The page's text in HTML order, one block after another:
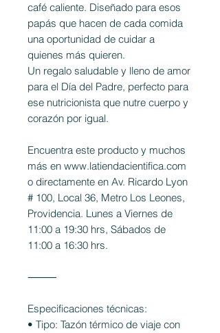
café caliente. Diseñado para esos
papás que hacen de cada comida
una oportunidad de cuidar a
quienes más quieren.
Un regalo saludable y lleno de amor
para el Día del Padre, perfecto para
ese nutricionista que nutre cuerpo y
corazón por igual.
Encuentra este producto y muchos
más en www.latiendacientifica.com
o directamente en Av. Ricardo Lyon
# 100, Local 36, Metro Los Leones,
Providencia. Lunes a Viernes de
11:00 a 19:30 hrs, Sábados de
11:00 a 16:30 hrs.
⸻
Especificaciones técnicas:
• Tipo: Tazón térmico de viaje con